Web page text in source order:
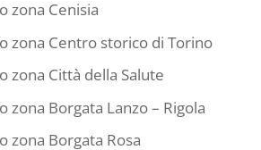
zona Cenisia
zona Centro storico di Torino
zona Città della Salute
zona Borgata Lanzo – Rigola
zona Borgata Rosa